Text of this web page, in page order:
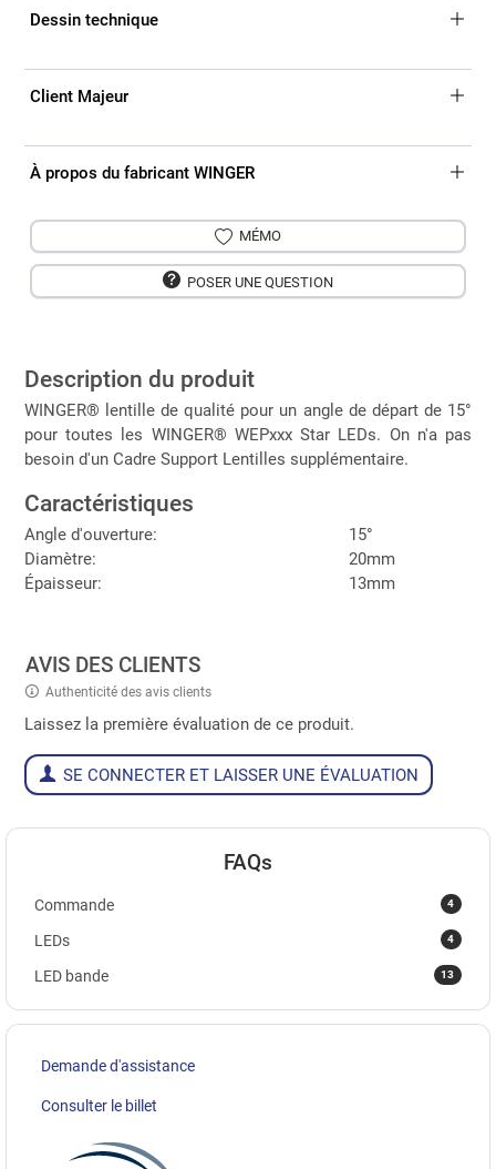
Dessin technique
Client Majeur
À propos du fabricant WINGER
MÉMO
POSER UNE QUESTION
Description du produit
WINGER® lentille de qualité pour un angle de départ de 15°
pour toutes les WINGER® WEPxxx Star LEDs. On n'a pas
besoin d'un Cadre Support Lentilles supplémentaire.
Caractéristiques
Angle d'ouverture:
15°
Diamètre:
20mm
Épaisseur:
13mm
AVIS DES CLIENTS
Authenticité des avis clients
Laissez la première évaluation de ce produit.
SE CONNECTER ET LAISSER UNE ÉVALUATION
FAQs
4
Commande
4
LEDs
13
LED bande
Demande d'assistance
Consulter le billet